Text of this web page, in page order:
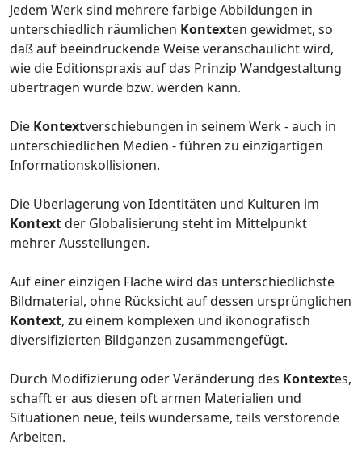
Jedem Werk sind mehrere farbige Abbildungen in
unterschiedlich räumlichen Kontexten gewidmet, so
daß auf beeindruckende Weise veranschaulicht wird,
wie die Editionspraxis auf das Prinzip Wandgestaltung
übertragen wurde bzw. werden kann.
Die Kontextverschiebungen in seinem Werk - auch in
unterschiedlichen Medien - führen zu einzigartigen
Informationskollisionen.
Die Überlagerung von Identitäten und Kulturen im
Kontextder Globalisierung steht im Mittelpunkt
mehrer Ausstellungen.
Auf einer einzigen Fläche wird das unterschiedlichste
Bildmaterial, ohne Rücksicht auf dessen ursprünglichen
Kontext, zu einem komplexen und ikonografisch
diversifizierten Bildganzen zusammengefügt.
Durch Modifizierung oder Veränderung des Kontextes,
schafft er aus diesen oft armen Materialien und
Situationen neue, teils wundersame, teils verstörende
Arbeiten.